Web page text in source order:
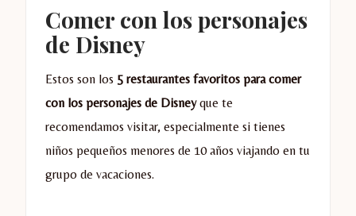
Comer con los personajes
de Disney
Estos son los 5 restaurantes favoritos para comer
con los personajes de Disneyque te
recomendamos visitar, especialmente si tienes
niños pequeños menores de 10 años viajando en tu
grupo de vacaciones.